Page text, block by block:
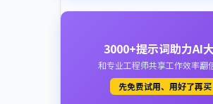
3000+提示词助力AI
和专业工程师共享工作效率翻
先免费试用、用好了再